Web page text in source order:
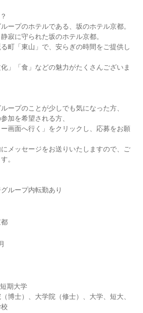
ープのホテルである、坂のホテル京都。
寂に守られた坂のホテル京都。
町「東山」で、安らぎの時間をご提供し
」「食」などの魅力がたくさんございま
ープのことが少しでも気になった方、
加を希望される方、
画面へ行く」をクリックし、応募をお願
メッセージをお送りいたしますので、ご
。
ループ内転勤あり
期大学
博士）、大学院（修士）、大学、短大、